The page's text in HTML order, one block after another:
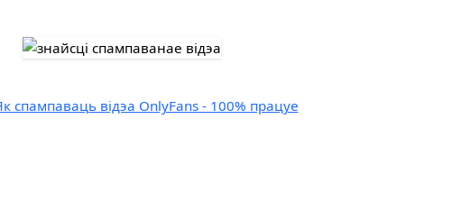
спампаваць відэа OnlyFans - 100% працуе